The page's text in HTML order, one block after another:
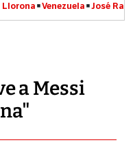
Llorona Venezuela José
a Messi